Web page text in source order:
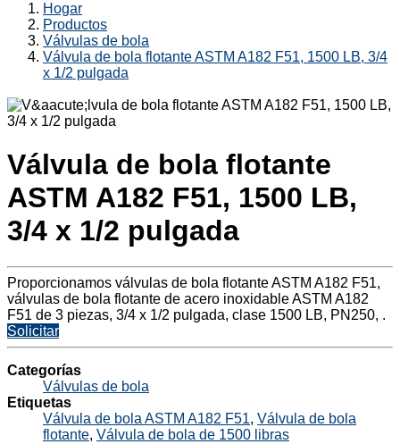
Hogar
Productos
Válvulas de bola
Válvula de bola flotante ASTM A182 F51, 1500 LB, 3/4
x 1/2 pulgada
Válvula de bola flotante
ASTM A182 F51, 1500 LB,
3/4 x 1/2 pulgada
Proporcionamos válvulas de bola flotante ASTM A182 F51,
válvulas de bola flotante de acero inoxidable ASTM A182
F51 de 3 piezas, 3/4 x 1/2 pulgada, clase 1500 LB, PN250, .
Solicitar
Categorías
Válvulas de bola
Etiquetas
Válvula de bola ASTM A182 F51, Válvula de bola
flotante, Válvula de bola de 1500 libras